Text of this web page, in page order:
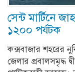
সেন্ট মার্টিনে
১২০০ পর্যটক
কক্সবাজার শহরের
জেলার প্রবালসমৃদ্ধ